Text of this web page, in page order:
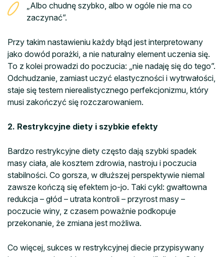
„Albo chudnę szybko, albo w ogóle nie ma co
zaczynać”.
Przy takim nastawieniu każdy błąd jest interpretowany
jako dowód porażki, a nie naturalny element uczenia się.
To z kolei prowadzi do poczucia: „nie nadaję się do tego”.
Odchudzanie, zamiast uczyć elastyczności i wytrwałości,
staje się testem nierealistycznego perfekcjonizmu, który
musi zakończyć się rozczarowaniem.
2. Restrykcyjne diety i szybkie efekty
Bardzo restrykcyjne diety często dają szybki spadek
masy ciała, ale kosztem zdrowia, nastroju i poczucia
stabilności. Co gorsza, w dłuższej perspektywie niemal
zawsze kończą się efektem jo-jo. Taki cykl: gwałtowna
redukcja – głód – utrata kontroli – przyrost masy –
poczucie winy, z czasem poważnie podkopuje
przekonanie, że zmiana jest możliwa.
Co więcej, sukces w restrykcyjnej diecie przypisywany